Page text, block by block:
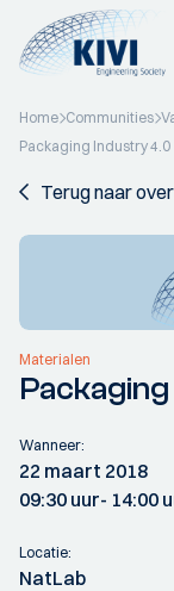
Home Communities
Packaging Industry 4.0
Terug naar
Materialen
Wanneer:
22 maart 2018
09:30 uur- 14:00
Locatie:
NatLab